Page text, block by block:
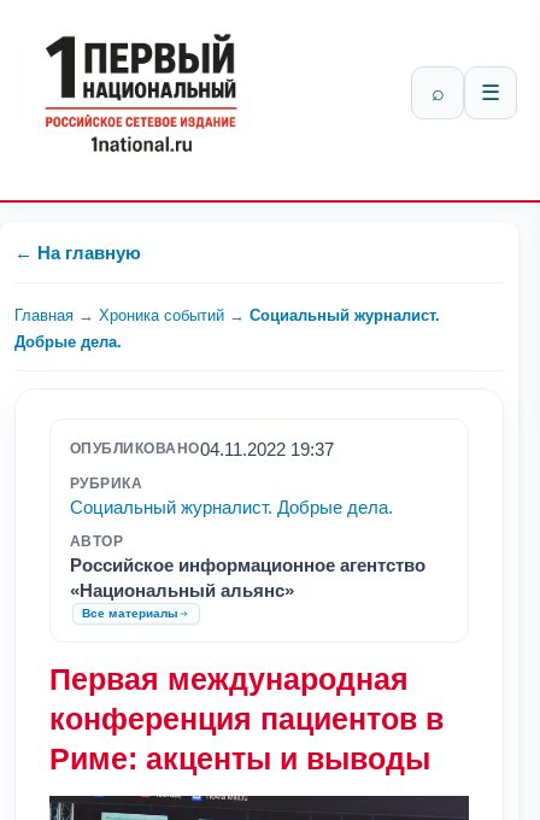
⌕ ☰
← На главную
Главная → Хроника событий → Социальный журналист.
Добрые дела.
ОПУБЛИКОВАНО04.11.2022 19:37
РУБРИКА
Социальный журналист. Добрые дела.
АВТОР
Российское информационное агентство
«Национальный альянс»
Все материалы
Первая международная
конференция пациентов в
Риме: акценты и выводы